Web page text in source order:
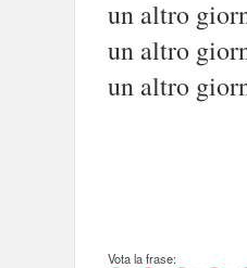
un altro
un altro
un altro
Vota la frase: